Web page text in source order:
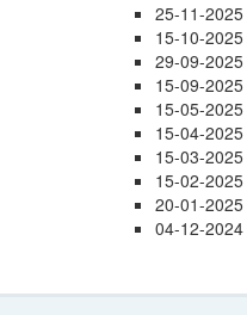
25-11-2025
15-10-2025
29-09-2025
15-09-2025
15-05-2025
15-04-2025
15-03-2025
15-02-2025
20-01-2025
04-12-2024